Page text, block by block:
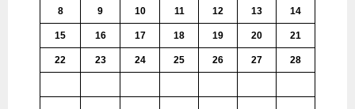
8 9 10 11 12 13 14
15 16 17 18 19 20 21
22 23 24 25 26 27 28